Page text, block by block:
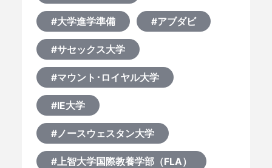
#大学進学準備 #アブダビ
#サセックス大学
#マウント･ロイヤル大学
#IE大学
#ノースウェスタン大学
#上智大学国際教養学部（FLA）